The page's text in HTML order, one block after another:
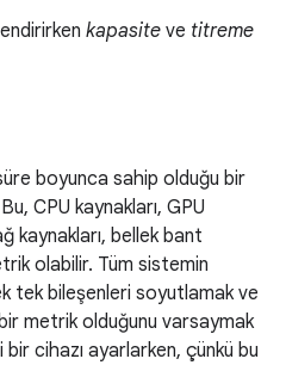
kapasite ve titreme
boyunca sahip olduğu bir
CPU kaynakları, GPU
kaynakları, bellek bant
olabilir. Tüm sistemin
tek bileşenleri soyutlamak ve
metrik olduğunu varsaymak
cihazı ayarlarken, çünkü bu